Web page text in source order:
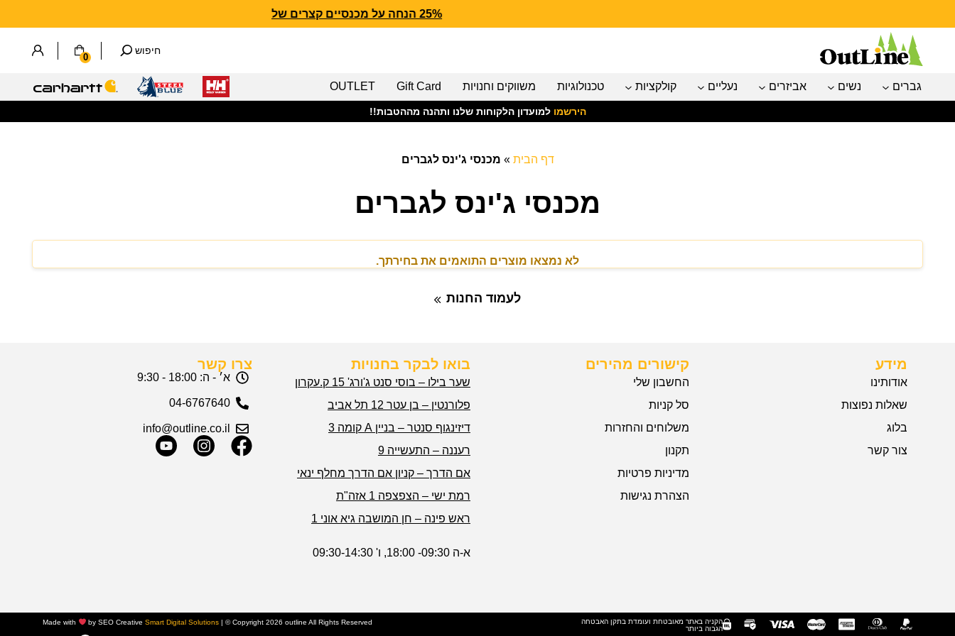
25% הנחה על מכנסיים קצרים של CARHARTT
חיפוש
0
גברים נשים אביזרים נעליים קולקציות טכנולוגיות משווקים וחנויות Gift Card
OUTLET
הירשמו למועדון הלקוחות שלנו ותהנה מההטבות!!
דף הבית » מכנסי ג'ינס לגברים
מכנסי ג'ינס לגברים
לא נמצאו מוצרים התואמים את בחירתך.
לעמוד החנות
מידע
אודותינו
שאלות נפוצות
בלוג
צור קשר
קישורים מהירים
החשבון שלי
סל קניות
משלוחים והחזרות
תקנון
מדיניות פרטיות
הצהרת נגישות
בואו לבקר בחנויות
שער בילו – בוסי סנט ג'ורג' 15 ק.עקרון
פלורנטין – בן עטר 12 תל אביב
דיזינגוף סנטר – בניין A קומה 3
רעננה – התעשייה 9
אם הדרך – קניון אם הדרך מחלף ינאי
רמת ישי – הצפצפה 1 אזה"ת
ראש פינה – חן המושבה גיא אוני 1
א-ה 09:30- 18:00, ו' 09:30-14:30
צרו קשר
א׳ - ה: 18:00 - 9:30
04-6767640
info@outline.co.il
הקניה באתר מאובטחת ועומדת בתקן האבטחה
הגבוה ביותר
Made with by SEO CreativeSmart Digital Solutions | © Copyright 2026 outline All Rights Reserved